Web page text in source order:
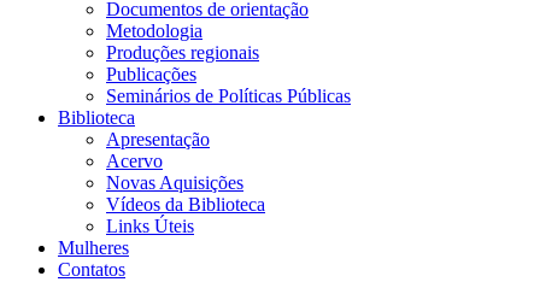
Documentos de orientação
Metodologia
Produções regionais
Publicações
Seminários de Políticas Públicas
Biblioteca
Apresentação
Acervo
Novas Aquisições
Vídeos da Biblioteca
Links Úteis
Mulheres
Contatos